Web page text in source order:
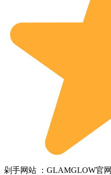
剁手网站 ：GLAMGLOW官网